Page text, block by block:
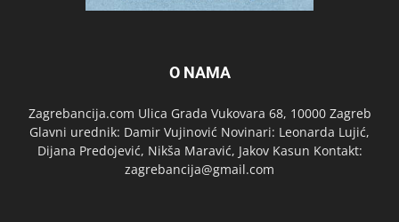
O NAMA
Zagrebancija.com Ulica Grada Vukovara 68, 10000 Zagreb
Glavni urednik: Damir Vujinović Novinari: Leonarda Lujić,
Dijana Predojević, Nikša Maravić, Jakov Kasun Kontakt:
zagrebancija@gmail.com